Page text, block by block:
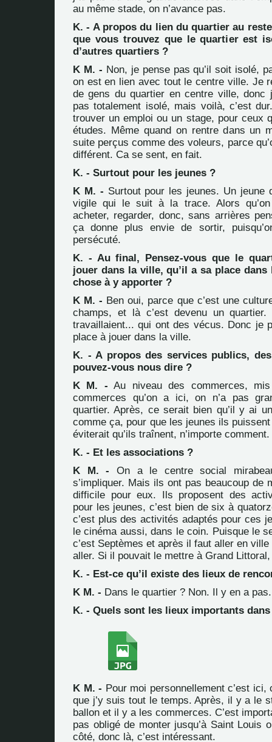
au même stade, on n’avance pas.
K. - A propos du lien du quartier au
que vous trouvez que le quartier est
d’autres quartiers ?
K M. - Non, je pense pas qu’il soit isolé,
on est en lien avec tout le centre ville. Je
de gens du quartier en centre ville, donc
pas totalement isolé, mais voilà, c’est
trouver un emploi ou un stage, pour ceux
études. Même quand on rentre dans un
suite perçus comme des voleurs, parce
différent. Ca se sent, en fait.
K. - Surtout pour les jeunes ?
K M. - Surtout pour les jeunes. Un jeune
vigile qui le suit à la trace. Alors
acheter, regarder, donc, sans arrières
ça donne plus envie de sortir,
persécuté.
K. - Au final, Pensez-vous que le
jouer dans la ville, qu’il a sa place
chose à y apporter ?
K M. - Ben oui, parce que c’est une
champs, et là c’est devenu un quartier.
travaillaient... qui ont des vécus. Donc je
place à jouer dans la ville.
K. - A propos des services publics,
pouvez-vous nous dire ?
K M. - Au niveau des commerces,
commerces qu’on a ici, on n’a pas
quartier. Après, ce serait bien qu’il y ai
comme ça, pour que les jeunes ils
éviterait qu’ils traînent, n’importe comment.
K. - Et les associations ?
K M. - On a le centre social
s’impliquer. Mais ils ont pas beaucoup de
difficile pour eux. Ils proposent des
pour les jeunes, c’est bien de six à
c’est plus des activités adaptés pour ces
le cinéma aussi, dans le coin. Puisque le
c’est Septèmes et après il faut aller en ville
aller. Si il pouvait le mettre à Grand
K. - Est-ce qu’il existe des lieux de
K M. - Dans le quartier ? Non. Il y en a pas.
K. - Quels sont les lieux importants
K M. - Pour moi personnellement c’est ici,
que j’y suis tout le temps. Après, il y a le
ballon et il y a les commerces. C’est
pas obligé de monter jusqu’à Saint Louis
côté, donc là, c’est intéressant.